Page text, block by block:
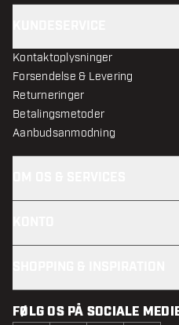
Kontaktoplysninger
Forsendelse & Levering
Returneringer
Betalingsmetoder
Aanbudsanmodning
FØLG OS PÅ SOCIALE